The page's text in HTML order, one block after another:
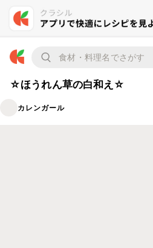
☆ほうれん草の白和え☆
カレンガール